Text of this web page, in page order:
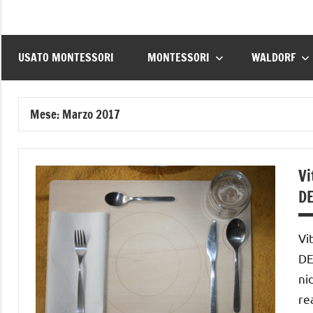
USATO MONTESSORI MONTESSORI WALDORF
Mese: Marzo 2017